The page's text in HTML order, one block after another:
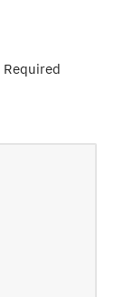
Required